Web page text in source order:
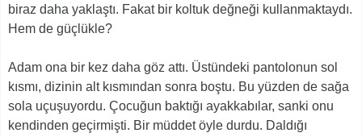
biraz daha yaklaştı. Fakat bir koltuk değneği kullanmaktaydı.
Hem de güçlükle?
Adam ona bir kez daha göz attı. Üstündeki pantolonun sol
kısmı, dizinin alt kısmından sonra boştu. Bu yüzden de sağa
sola uçuşuyordu. Çocuğun baktığı ayakkabılar, sanki onu
kendinden geçirmişti. Bir müddet öyle durdu. Daldığı